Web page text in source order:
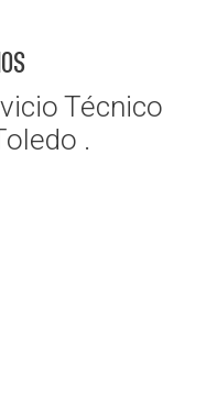
Técnico
.